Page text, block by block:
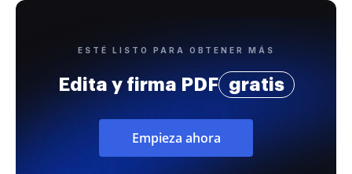
ESTÉ LISTO PARA OBTENER MÁS
Edita y firma PDF gratis
Empieza ahora